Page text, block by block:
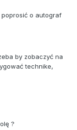
o autograf
by zobaczyć na
technike,
?